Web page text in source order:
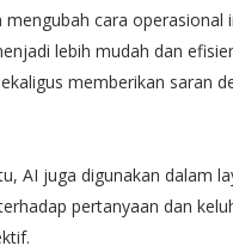
mengubah cara
lebih mudah dan
memberikan saran
AI juga digunakan dalam
pertanyaan dan